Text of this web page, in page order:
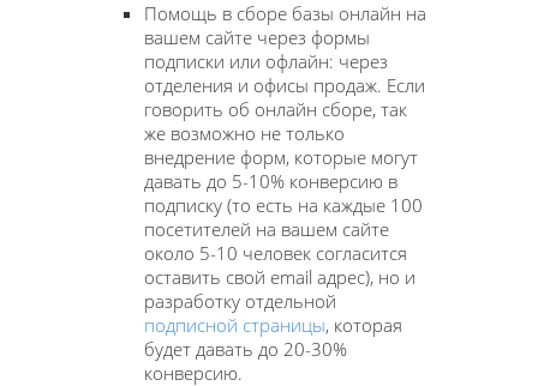
Помощь в сборе базы онлайн на
вашем сайте через формы
подписки или офлайн: через
отделения и офисы продаж. Если
говорить об онлайн сборе, так
же возможно не только
внедрение форм, которые могут
давать до 5-10% конверсию в
подписку (то есть на каждые 100
посетителей на вашем сайте
около 5-10 человек согласится
оставить свой email адрес), но и
разработку отдельной
подписной страницы, которая
будет давать до 20-30%
конверсию.